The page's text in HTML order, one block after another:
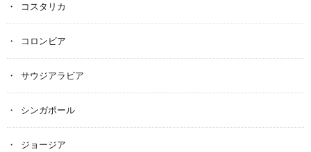
コスタリカ
コロンビア
サウジアラビア
シンガポール
ジョージア